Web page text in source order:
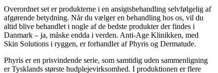
Overordnet set er produkterne i en ansigtsbehandling selvfølgelig af
afgørende betydning. Når du vælger en behandling hos os, vil du
altid blive behandlet i nogle af de bedste produkter der findes i
Danmark – ja, måske endda i verden. Anti-Age Klinikken, med
Skin Solutions i ryggen, er forhandler af Phyris og Dermatude.
Phyris er en prisvindende serie, som samtidig uden sammenligning
er Tysklands største hudplejevirksomhed. I produktionen er flere